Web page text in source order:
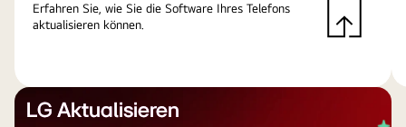
Erfahren Sie, wie Sie die Software Ihres Telefons
aktualisieren können.
LG Aktualisieren